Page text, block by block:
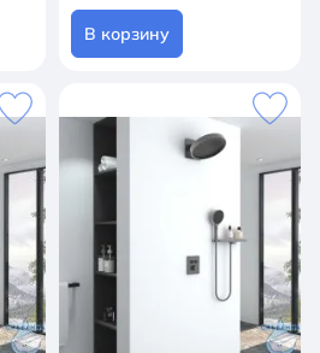
В корзину